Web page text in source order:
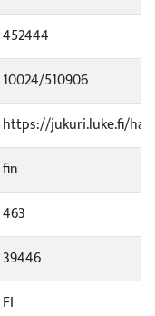
452444
10024/510906
https://jukuri.luke.fi/
fin
463
39446
FI